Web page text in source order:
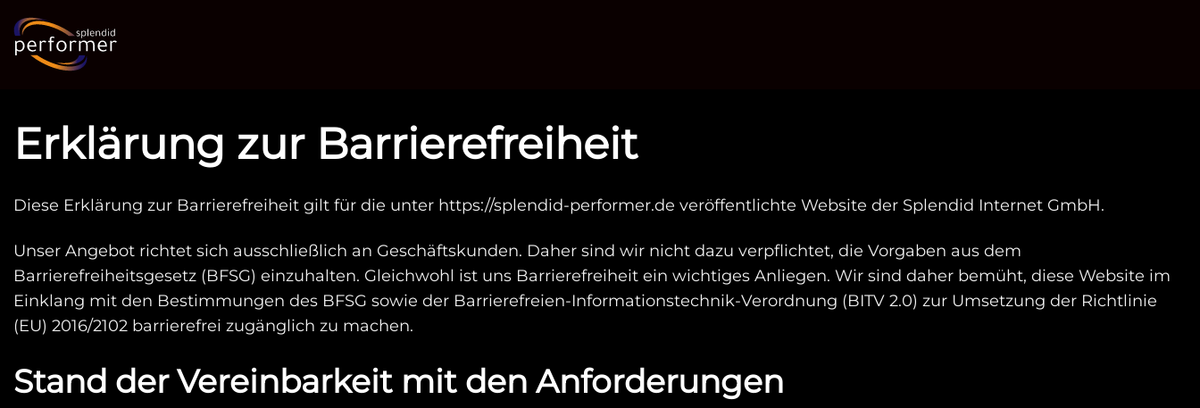
Inhalt
springen
Erklärung zur Barrierefreiheit
Diese Erklärung zur Barrierefreiheit gilt für die unter https://splendid-performer.de veröffentlichte Website der Splendid Internet GmbH.
Unser Angebot richtet sich ausschließlich an Geschäftskunden. Daher sind wir nicht dazu verpflichtet, die Vorgaben aus dem
Barrierefreiheitsgesetz (BFSG) einzuhalten. Gleichwohl ist uns Barrierefreiheit ein wichtiges Anliegen. Wir sind daher bemüht, diese Website im
Einklang mit den Bestimmungen des BFSG sowie der Barrierefreien-Informationstechnik-Verordnung (BITV 2.0) zur Umsetzung der Richtlinie
(EU) 2016/2102 barrierefrei zugänglich zu machen.
Stand der Vereinbarkeit mit den Anforderungen